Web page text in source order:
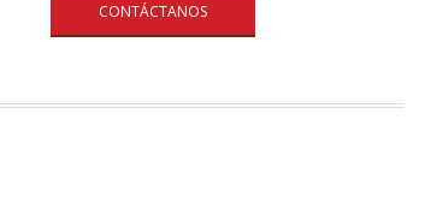
CONTÁCTANOS